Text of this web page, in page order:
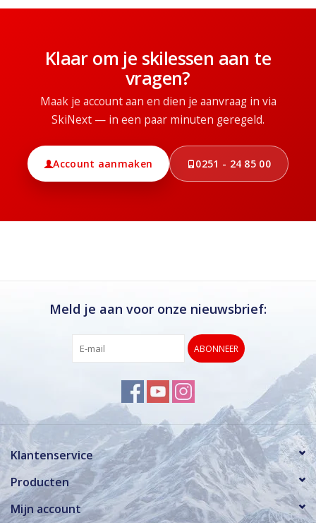
Klaar om je skilessen aan te
vragen?
Maak je account aan en dien je aanvraag in via
SkiNext — in een paar minuten geregeld.
Account aanmaken 0251 - 24 85 00
Meld je aan voor onze nieuwsbrief:
ABONNEER
Klantenservice
Producten
Mijn account